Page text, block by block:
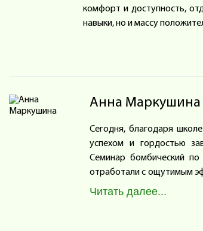
комфорт и доступность,
навыки, но и массу
Анна Маркушина
Сегодня, благодаря
успехом и гордостью
Семинар бомбический
отработали с ощутимым
быть, как не должно быть
Читать далее...